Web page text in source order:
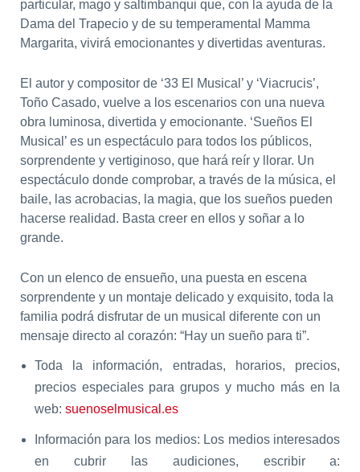
particular, mago y saltimbanqui que, con la ayuda de la
Dama del Trapecio y de su temperamental Mamma
Margarita, vivirá emocionantes y divertidas aventuras.
El autor y compositor de ‘33 El Musical’ y ‘Viacrucis’,
Toño Casado, vuelve a los escenarios con una nueva
obra luminosa, divertida y emocionante. ‘Sueños El
Musical’ es un espectáculo para todos los públicos,
sorprendente y vertiginoso, que hará reír y llorar. Un
espectáculo donde comprobar, a través de la música, el
baile, las acrobacias, la magia, que los sueños pueden
hacerse realidad. Basta creer en ellos y soñar a lo
grande.
Con un elenco de ensueño, una puesta en escena
sorprendente y un montaje delicado y exquisito, toda la
familia podrá disfrutar de un musical diferente con un
mensaje directo al corazón: “Hay un sueño para ti”.
Toda la información, entradas, horarios, precios,
precios especiales para grupos y mucho más en la
web: suenoselmusical.es
Información para los medios: Los medios interesados
en cubrir las audiciones, escribir a: